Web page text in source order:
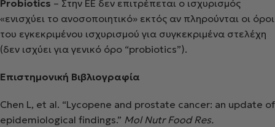
Probiotics – Στην ΕΕ δεν επιτρέπεται ο ισχυρισμός
«ενισχύει το ανοσοποιητικό» εκτός αν πληρούνται οι όροι
του εγκεκριμένου ισχυρισμού για συγκεκριμένα στελέχη
(δεν ισχύει για γενικό όρο “probiotics”).
Επιστημονική Βιβλιογραφία
Chen L, et al. “Lycopene and prostate cancer: an update of
epidemiological findings.” Mol Nutr Food Res.